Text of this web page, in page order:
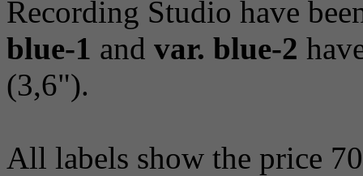
Recording Studio have
blue-1 and var. blue-2
(3,6").
All labels show the price